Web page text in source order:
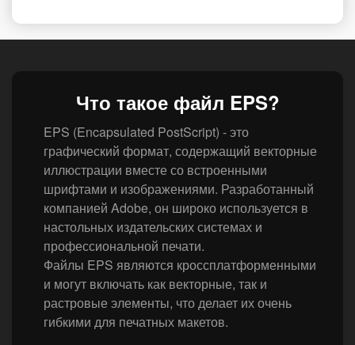
Что такое файл EPS?
EPS (Encapsulated PostScript) - это
графический формат, содержащий векторные
иллюстрации вместе со встроенными
шрифтами и изображениями. Разработанный
компанией Adobe, он широко используется в
настольных издательских системах и
профессиональной печати.
Файлы EPS являются кроссплатформенными
и могут включать как векторные, так и
растровые элементы, что делает их очень
гибкими для печатных макетов.